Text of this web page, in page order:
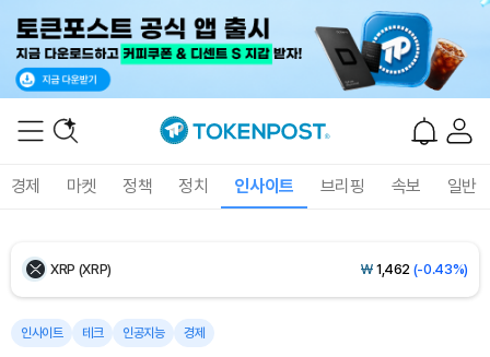
경제 마켓 정책 정치 인사이트 브리핑 속보 일반
Ethereum (ETH) ₩2,706,786(-0.02%)
XRP (XRP) ₩ 1,462 (-0.43%)
Solana (SOL)
인사이트 테크 인공지능 경제